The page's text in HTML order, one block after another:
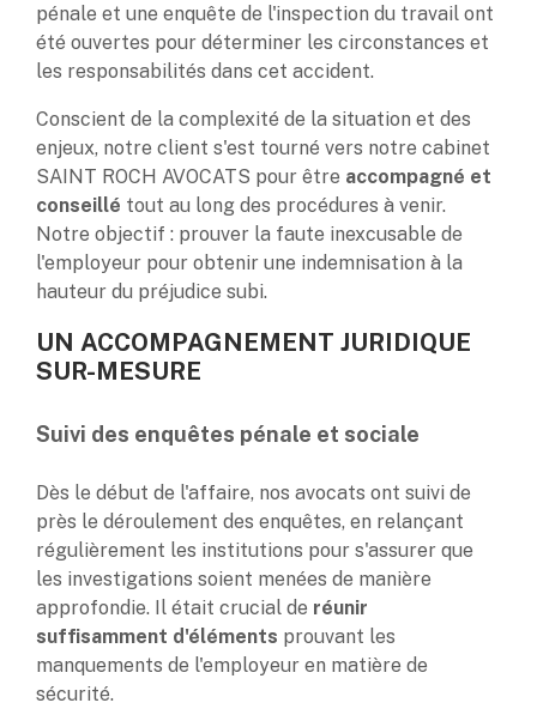
pénale et une enquête de l'inspection du travail ont
été ouvertes pour déterminer les circonstances et
les responsabilités dans cet accident.
Conscient de la complexité de la situation et des
enjeux, notre client s'est tourné vers notre cabinet
SAINT ROCH AVOCATS pour être accompagné et
conseillé tout au long des procédures à venir.
Notre objectif : prouver la faute inexcusable de
l'employeur pour obtenir une indemnisation à la
hauteur du préjudice subi.
UN ACCOMPAGNEMENT JURIDIQUE
SUR-MESURE
Suivi des enquêtes pénale et sociale
Dès le début de l'affaire, nos avocats ont suivi de
près le déroulement des enquêtes, en relançant
régulièrement les institutions pour s'assurer que
les investigations soient menées de manière
approfondie. Il était crucial de réunir
suffisamment d'éléments prouvant les
manquements de l'employeur en matière de
sécurité.